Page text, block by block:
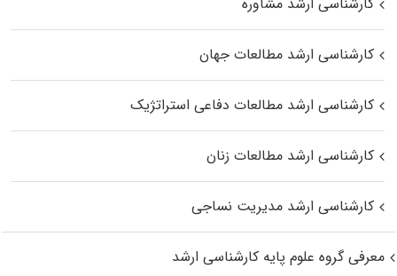
کارشناسی ارشد مطالعات جهان
کارشناسی ارشد مطالعات دفاعی استراتژیک
کارشناسی ارشد مطالعات زنان
کارشناسی ارشد مدیریت نساجی
معرفی گروه علوم پایه کارشناسی ارشد